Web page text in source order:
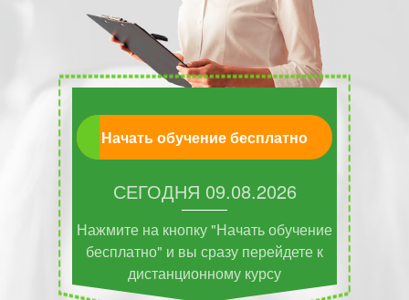
Начать обучение бесплатно
СЕГОДНЯ 09.08.2026
Нажмите на кнопку "Начать обучение
бесплатно" и вы сразу перейдете к
дистанционному курсу